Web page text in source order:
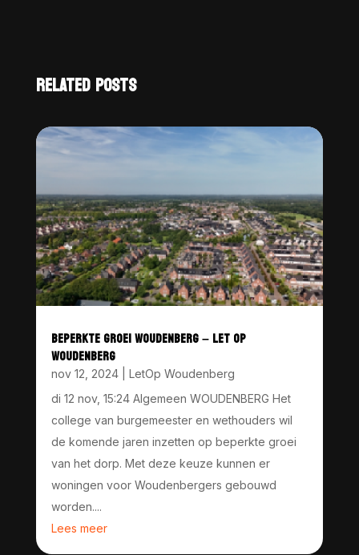
RELATED POSTS
BEPERKTE GROEI WOUDENBERG – LET OP
WOUDENBERG
nov 12, 2024| LetOp Woudenberg
di 12 nov, 15:24 Algemeen WOUDENBERG Het
college van burgemeester en wethouders wil
de komende jaren inzetten op beperkte groei
van het dorp. Met deze keuze kunnen er
woningen voor Woudenbergers gebouwd
worden....
Lees meer